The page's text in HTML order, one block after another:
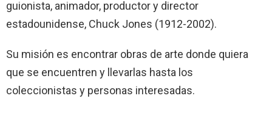
guionista, animador, productor y director
estadounidense, Chuck Jones (1912-2002).
Su misión es encontrar obras de arte donde quiera
que se encuentren y llevarlas hasta los
coleccionistas y personas interesadas.